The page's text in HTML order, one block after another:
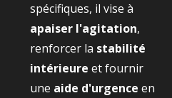
spécifiques, il vise à
apaiser l'agitation,
renforcer la stabilité
intérieure et fournir
une aide d'urgence en